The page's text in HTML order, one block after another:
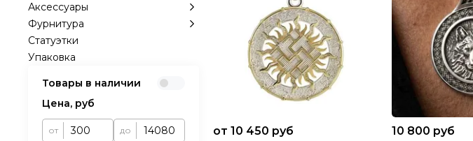
от 10 450 руб 10 800 руб
Аксессуары
Фурнитура
Статуэтки
Упаковка
Товары в наличии
Цена, руб
от до